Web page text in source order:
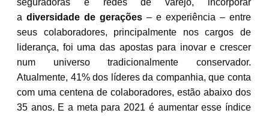
a diversidade de gerações – e experiência – entre
seus colaboradores, principalmente nos cargos de
liderança, foi uma das apostas para inovar e crescer
num universo tradicionalmente conservador.
Atualmente, 41% dos líderes da companhia, que conta
com uma centena de colaboradores, estão abaixo dos
35 anos. E a meta para 2021 é aumentar esse índice